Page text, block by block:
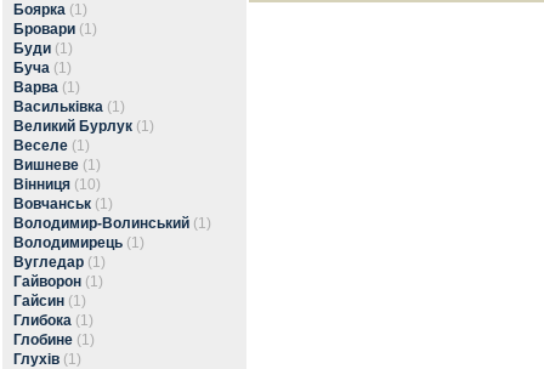
Боярка (1)
Бровари (1)
Буди (1)
Буча (1)
Варва (1)
Васильківка (1)
Великий Бурлук (1)
Веселе (1)
Вишневе (1)
Вінниця (10)
Вовчанськ (1)
Володимир-Волинський (1)
Володимирець (1)
Вугледар (1)
Гайворон (1)
Гайсин (1)
Глибока (1)
Глобине (1)
Глухів (1)